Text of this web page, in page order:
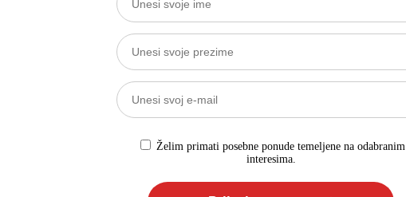
Želim primati posebne ponude temeljene na odabranim
interesima.